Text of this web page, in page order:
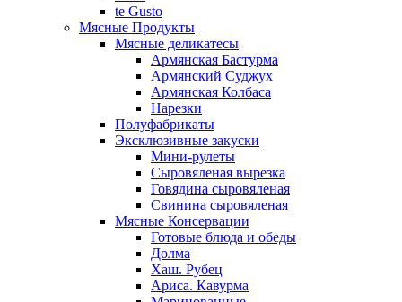
te Gusto
Мясные Продукты
Мясные деликатесы
Армянская Бастурма
Армянский Суджух
Армянская Колбаса
Нарезки
Полуфабрикаты
Эксклюзивные закуски
Мини-рулеты
Сыровяленая вырезка
Говядина сыровяленая
Свинина сыровяленая
Мясные Консервации
Готовые блюда и обеды
Долма
Хаш. Рубец
Ариса. Кавурма